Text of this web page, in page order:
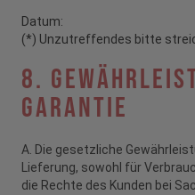
Datum:
(*) Unzutreffendes bitte
8.
Garantie
A. Die gesetzliche
Lieferung, sowohl für
die Rechte des Kunden bei